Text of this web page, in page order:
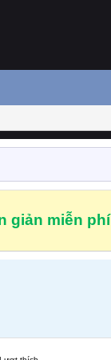
giản miễn phí